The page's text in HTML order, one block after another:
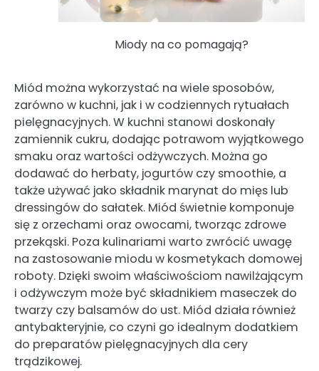
Miody na co pomagają?
Miód można wykorzystać na wiele sposobów,
zarówno w kuchni, jak i w codziennych rytuałach
pielęgnacyjnych. W kuchni stanowi doskonały
zamiennik cukru, dodając potrawom wyjątkowego
smaku oraz wartości odżywczych. Można go
dodawać do herbaty, jogurtów czy smoothie, a
także używać jako składnik marynat do mięs lub
dressingów do sałatek. Miód świetnie komponuje
się z orzechami oraz owocami, tworząc zdrowe
przekąski. Poza kulinariami warto zwrócić uwagę
na zastosowanie miodu w kosmetykach domowej
roboty. Dzięki swoim właściwościom nawilżającym
i odżywczym może być składnikiem maseczek do
twarzy czy balsamów do ust. Miód działa również
antybakteryjnie, co czyni go idealnym dodatkiem
do preparatów pielęgnacyjnych dla cery
trądzikowej.